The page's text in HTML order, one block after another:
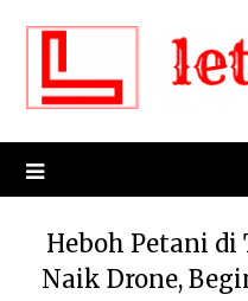
content
Heboh Petani
Naik Drone,